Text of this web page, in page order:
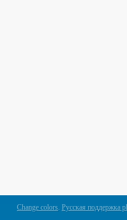
Change colors. Русская поддержка